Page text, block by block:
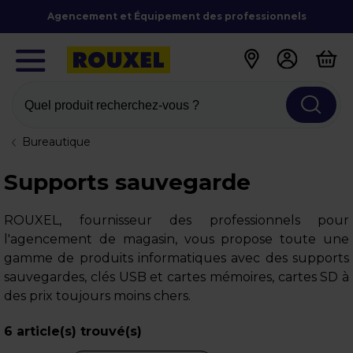
Agencement et Équipement des professionnels
Quel produit recherchez-vous ?
Bureautique
Supports sauvegarde
ROUXEL, fournisseur des professionnels pour
l'agencement de magasin, vous propose toute une
gamme de produits informatiques avec des supports
sauvegardes, clés USB et cartes mémoires, cartes SD à
des prix toujours moins chers.
6 article(s) trouvé(s)